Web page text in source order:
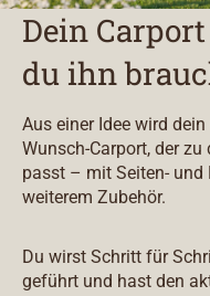
Dein
du ihn
Aus einer Idee wird
Wunsch-Carport, der
passt – mit Seiten- und
weiterem Zubehör.
Du wirst Schritt für
geführt und hast den